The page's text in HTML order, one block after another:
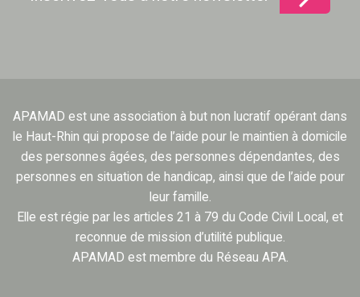
APAMAD est une association à but non lucratif opérant dans
le Haut-Rhin qui propose de l’aide pour le maintien à domicile
des personnes âgées, des personnes dépendantes, des
personnes en situation de handicap, ainsi que de l’aide pour
leur famille.
Elle est régie par les articles 21 à 79 du Code Civil Local, et
reconnue de mission d’utilité publique.
APAMAD est membre du Réseau APA.